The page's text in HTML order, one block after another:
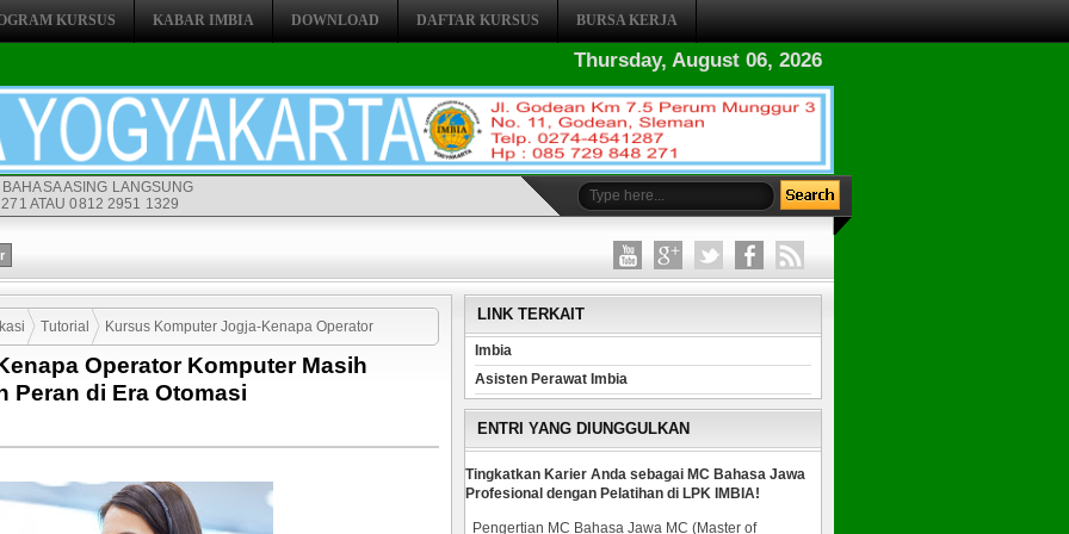
KURSUS KABAR IMBIA DOWNLOAD DAFTAR KURSUS BURSA KERJA
Thursday, August 06, 2026
ASING LANGSUNG
ATAU 0812 2951 1329
Tutorial Kursus Komputer Jogja-Kenapa Operator
Peran di Era Otomasi
Operator Komputer Masih
Peran di Era Otomasi
LINK TERKAIT
Imbia
Asisten Perawat Imbia
ENTRI YANG DIUNGGULKAN
Tingkatkan Karier Anda sebagai MC Bahasa Jawa
Profesional dengan Pelatihan di LPK IMBIA!
Pengertian MC Bahasa Jawa MC (Master of